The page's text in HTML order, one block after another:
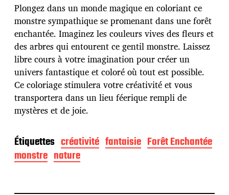
e
p
u
b
l
i
c
a
t
i
o
Plongez dans un monde magique en coloriant ce
monstre sympathique se promenant dans une forêt
enchantée. Imaginez les couleurs vives des fleurs et
des arbres qui entourent ce gentil monstre. Laissez
libre cours à votre imagination pour créer un
univers fantastique et coloré où tout est possible.
Ce coloriage stimulera votre créativité et vous
transportera dans un lieu féerique rempli de
mystères et de joie.
Étiquettes créativité fantaisie Forêt Enchantée
monstre nature